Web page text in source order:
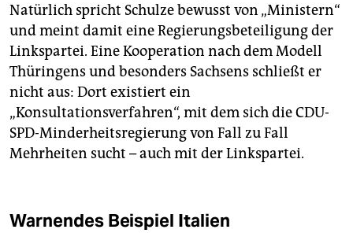
Natürlich spricht Schulze bewusst von „Ministern“
und meint damit eine Regierungsbeteiligung der
Linkspartei. Eine Kooperation nach dem Modell
Thüringens und besonders Sachsens schließt er
nicht aus: Dort existiert ein
„Konsultationsverfahren“, mit dem sich die CDU-
SPD-Minderheitsregierung von Fall zu Fall
Mehrheiten sucht – auch mit der Linkspartei.
Warnendes Beispiel Italien